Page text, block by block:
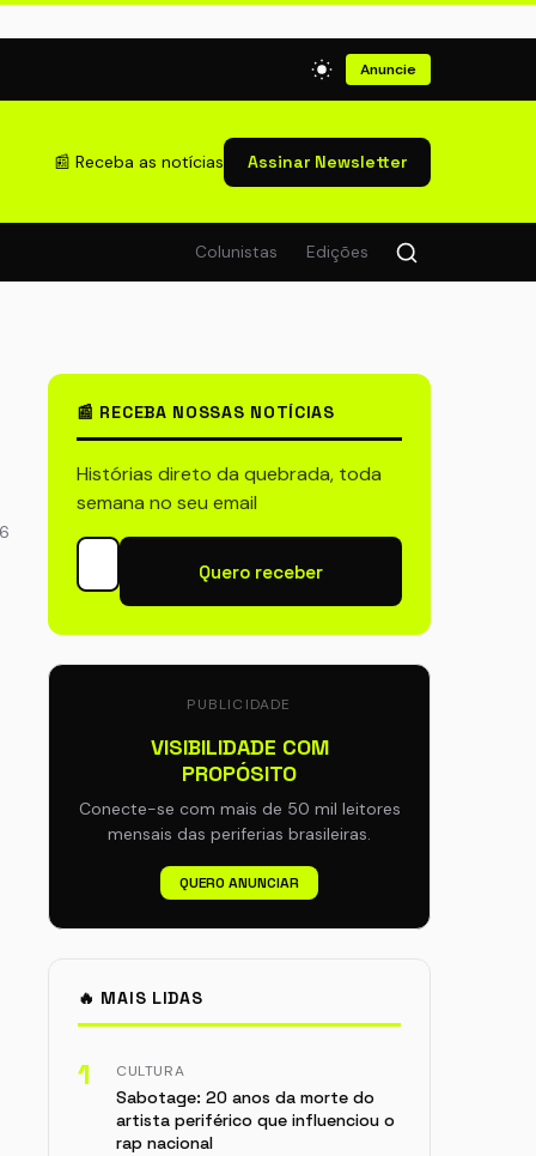
Anuncie
📰 Receba as notícias Assinar Newsletter
Colunistas Edições
📰 RECEBA NOSSAS NOTÍCIAS
Histórias direto da quebrada, toda
semana no seu email
Quero receber
PUBLICIDADE
VISIBILIDADE COM
PROPÓSITO
Conecte-se com mais de 50 mil leitores
mensais das periferias brasileiras.
QUERO ANUNCIAR
🔥 MAIS LIDAS
1 CULTURA
Sabotage: 20 anos da morte do
artista periférico que influenciou o
rap nacional